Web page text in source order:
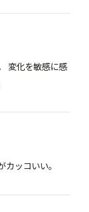
変化を敏感に感
ッコいい。